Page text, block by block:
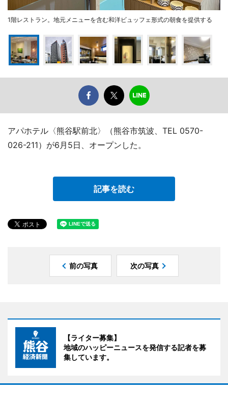
1階レストラン。地元メニューを含む和洋ビュッフェ形式の朝食を提供する
アパホテル〈熊谷駅前北〉（熊谷市筑波、TEL 0570-
026-211）が6月5日、オープンした。
記事を読む
前の写真 次の写真
【ライター募集】
地域のハッピーニュースを発信する記者を募
集しています。